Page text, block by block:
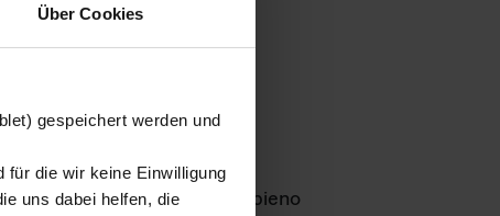
Über Cookies
gespeichert werden und
für die wir keine Einwilligung
uns dabei helfen, die
GmbH e rimangono in pieno